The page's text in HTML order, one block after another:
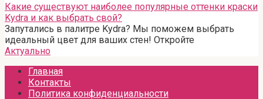
Какие существуют наиболее популярные оттенки краски
Kydra и как выбрать свой?
Запутались в палитре Kydra? Мы поможем выбрать
идеальный цвет для ваших стен! Откройте
Актуально
Главная
Контакты
Политика конфиденциальности